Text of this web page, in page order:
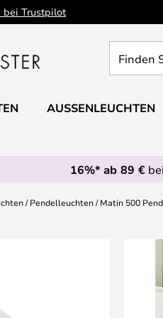
bei Trustpilot
Sie
Leuchte...
AUSSENLEUCHTEN
16%* ab 89 €
Pendelleuchten Matin 500